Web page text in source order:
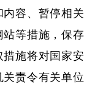
容、暂停相关
等措施，保存
施将对国家安
责令有关单位